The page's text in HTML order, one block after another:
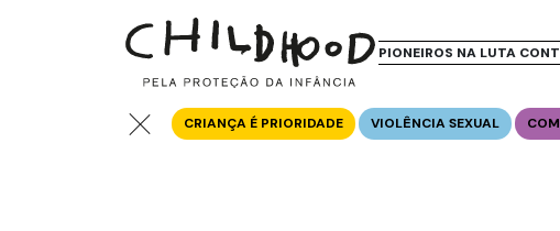
PIONEIROS NA LUTA
CRIANÇA É PRIORIDADE VIOLÊNCIA SEXUAL